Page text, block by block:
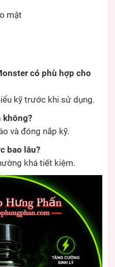
mật
có phù hợp cho
kỹ trước khi sử dụng.
không?
và đóng nắp kỹ.
bao lâu?
khá tiết kiệm.